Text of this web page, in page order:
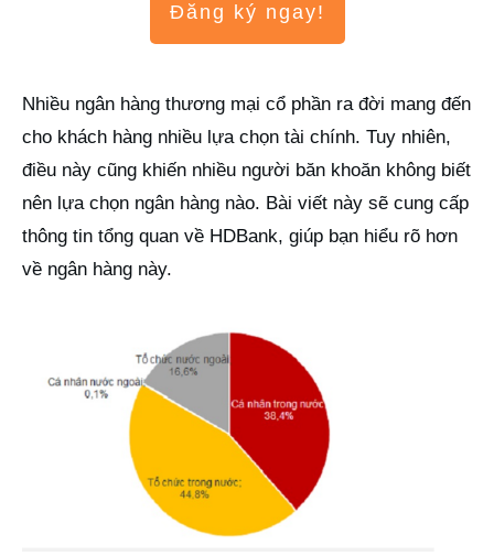
Đăng ký ngay!
Nhiều ngân hàng thương mại cổ phần ra đời mang đến
cho khách hàng nhiều lựa chọn tài chính. Tuy nhiên,
điều này cũng khiến nhiều người băn khoăn không biết
nên lựa chọn ngân hàng nào. Bài viết này sẽ cung cấp
thông tin tổng quan về HDBank, giúp bạn hiểu rõ hơn
về ngân hàng này.